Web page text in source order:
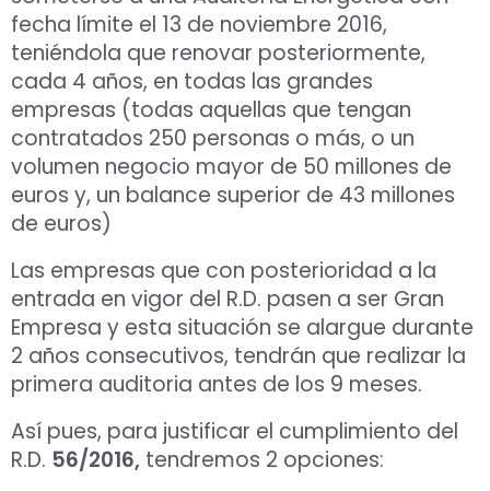
fecha límite el 13 de noviembre 2016,
teniéndola que renovar posteriormente,
cada 4 años, en todas las grandes
empresas (todas aquellas que tengan
contratados 250 personas o más, o un
volumen negocio mayor de 50 millones de
euros y, un balance superior de 43 millones
de euros)
Las empresas que con posterioridad a la
entrada en vigor del R.D. pasen a ser Gran
Empresa y esta situación se alargue durante
2 años consecutivos, tendrán que realizar la
primera auditoria antes de los 9 meses.
Así pues, para justificar el cumplimiento del
R.D. 56/2016, tendremos 2 opciones: